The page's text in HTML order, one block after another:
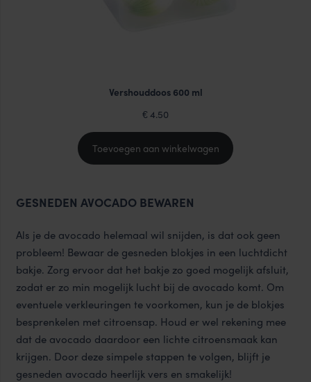
Vershouddoos 600 ml
€ 4.50
Toevoegen aan winkelwagen
GESNEDEN AVOCADO BEWAREN
Als je de avocado helemaal wil snijden, is dat ook geen
probleem! Bewaar de gesneden blokjes in een luchtdicht
bakje. Zorg ervoor dat het bakje zo goed mogelijk afsluit,
zodat er zo min mogelijk lucht bij de avocado komt. Om
eventuele verkleuringen te voorkomen, kun je de blokjes
besprenkelen met citroensap. Houd er wel rekening mee
dat de avocado daardoor een lichte citroensmaak kan
krijgen. Door deze simpele stappen te volgen, blijft je
gesneden avocado heerlijk vers en smakelijk!